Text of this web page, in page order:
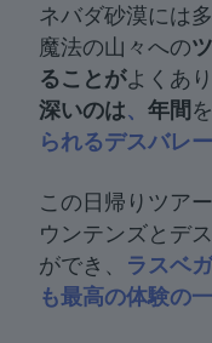
ネバダ砂漠には
魔法の山々への
ることがよくあ
深いのは、 年間
られるデスバレ
この日帰りツア
ウンテンズとデ
ができ、 ラスベ
も最高の体験の一